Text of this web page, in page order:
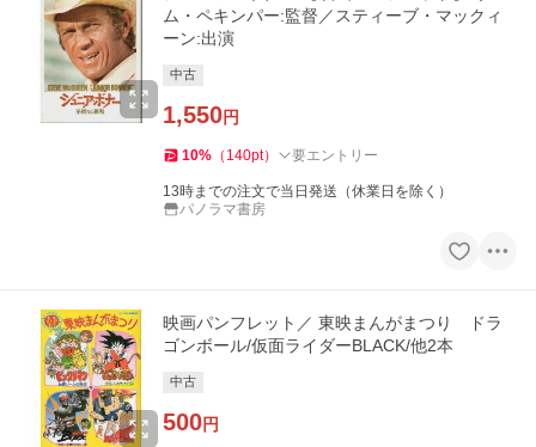
ム・ペキンパー:監督／スティーブ・マックィ
ーン:出演
中古
1,550円
10% （ 140pt） 要エントリー
13時までの注文で当日発送（休業日を除く）
パノラマ書房
映画パンフレット／ 東映まんがまつり ドラ
ゴンボール/仮面ライダーBLACK/他2本
中古
500円